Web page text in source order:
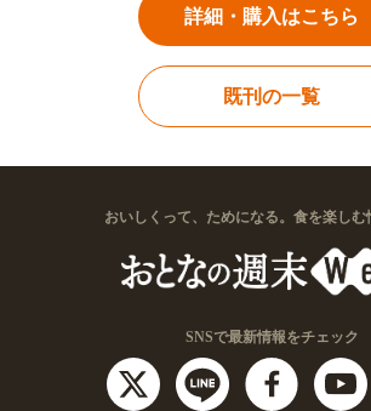
詳細・購入はこちら
既刊の一覧
おいしくって、ためになる。食を楽しむ
SNSで最新情報をチェック